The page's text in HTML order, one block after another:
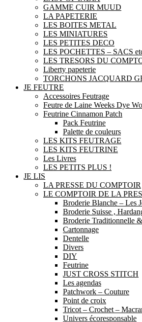
GAMME CUIR MUUD
LA PAPETERIE
LES BOITES METAL
LES MINIATURES
LES PETITES DECO
LES POCHETTES – SACS
LES TRESORS DU
Liberty papeterie
TORCHONS JACQUARD
JE FEUTRE
Accessoires Feutrage
Feutre de Laine Weeks Dye
Feutrine Cinnamon Patch
Pack Feutrine
Palette de couleurs
LES KITS FEUTRAGE
LES KITS FEUTRINE
Les Livres
LES PETITS PLUS !
JE LIS
LA PRESSE DU COMPTOIR
LE COMPTOIR DE LA
Broderie Blanche – Les
Broderie Suisse ,
Broderie Traditionnelle
Cartonnage
Dentelle
Divers
DIY
Feutrine
JUST CROSS STITCH
Les agendas
Patchwork – Couture
Point de croix
Tricot – Crochet –
Univers écoresponsable